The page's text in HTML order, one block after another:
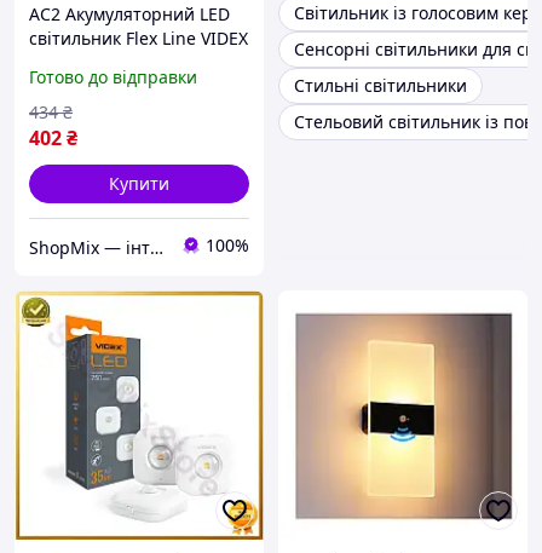
AC2 Акумуляторний LED
світильник Flex Line VIDEX
для коридору спальні
ліхтарик н DE
Готово до відправки
402₴
434 ₴
Купити
ShopMix — інтернет-магазин сумок та аксесуарів 100%
Світильник із голосовим
Сенсорні світильники для
Стильні світильники
Стельовий світильник із